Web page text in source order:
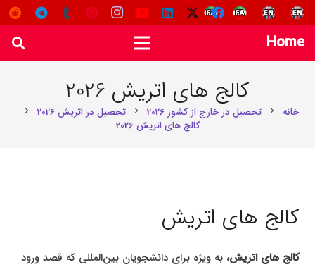
Home
کالج‌ های اتریش 2026
خانه chevron_right تحصیل در خارج از کشور 2026 chevron_right تحصیل در اتریش 2026 chevron_right
کالج‌ های اتریش 2026
کالج‌ های اتریش
کالج‌ های اتریش، به ویژه برای دانشجویان بین‌المللی که قصد ورود